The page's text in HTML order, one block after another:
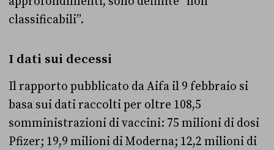
classificabili”.
I dati sui decessi
Il rapporto pubblicato da Aifa il 9 febbraio si
basa sui dati raccolti per oltre 108,5
somministrazioni di vaccini: 75 milioni di dosi
Pfizer; 19,9 milioni di Moderna; 12,2 milioni di